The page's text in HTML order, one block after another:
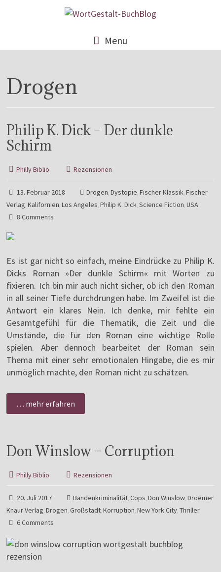
Menu
Drogen
Philip K. Dick – Der dunkle
Schirm
Philly Biblio Rezensionen
13. Februar 2018 Drogen,Dystopie,Fischer Klassik,Fischer
Verlag,Kalifornien,Los Angeles,Philip K. Dick,Science Fiction,USA
8 Comments
Es ist gar nicht so einfach, meine Eindrücke zu Philip K.
Dicks Roman »Der dunkle Schirm« mit Worten zu
fixieren. Ich bin mir auch nicht sicher, ob ich den Roman
in all seiner Tiefe durchdrungen habe. Im Zweifel ist die
Antwort ein klares Nein. Ich denke, mir fehlte ein
Gesamtgefühl für die Thematik, die Zeit und die
Umstände, die für den Roman eine wichtige Rolle
spielen. Aber dennoch bearbeitet der Roman sein
Thema mit einer sehr emotionalen Hingabe, die es mir
unmöglich machte, den Roman nicht zu schätzen.
… mehr erfahren
Don Winslow – Corruption
Philly Biblio Rezensionen
20. Juli 2017 Bandenkriminalität,Cops,Don Winslow,Droemer
Knaur Verlag,Drogen,Großstadt,Korruption,New York City,Thriller
6 Comments